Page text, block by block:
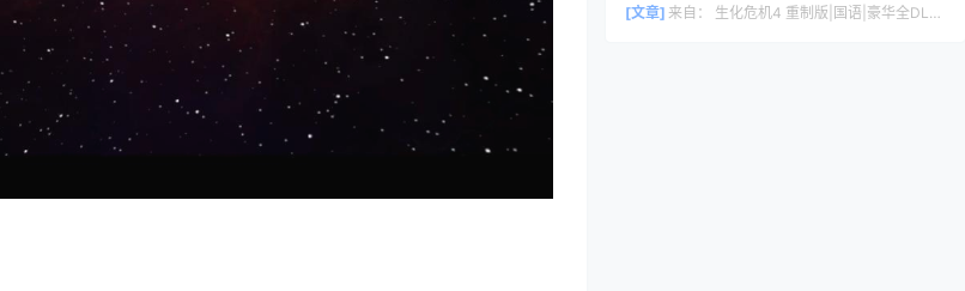
[文章] 来自： 生化危机4 重制版|国语|豪华全DLC（Resident Evil 4 VR）